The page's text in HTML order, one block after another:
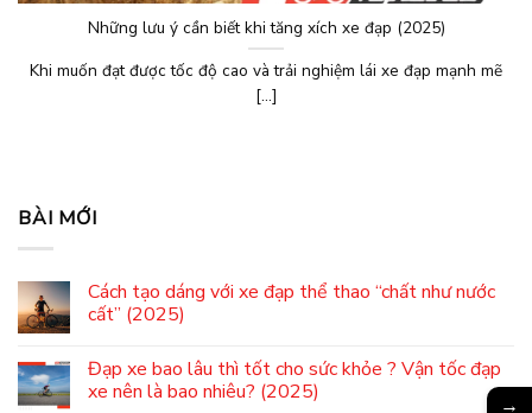
Những lưu ý cần biết khi tăng xích xe đạp (2025)
Khi muốn đạt được tốc độ cao và trải nghiệm lái xe đạp mạnh mẽ
[...]
BÀI MỚI
Cách tạo dáng với xe đạp thể thao “chất như nước
cất” (2025)
Đạp xe bao lâu thì tốt cho sức khỏe ? Vận tốc đạp
xe nên là bao nhiêu? (2025)
→